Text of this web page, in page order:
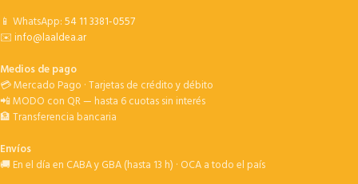
📱 WhatsApp:54 11 3381-0557
✉️info@laaldea.ar
Medios de pago
💳 Mercado Pago · Tarjetas de crédito y débito
📲 MODO con QR — hasta 6 cuotas sin interés
🏦 Transferencia bancaria
Envíos
🚚 En el día en CABA y GBA (hasta 13 h) · OCA a todo el país